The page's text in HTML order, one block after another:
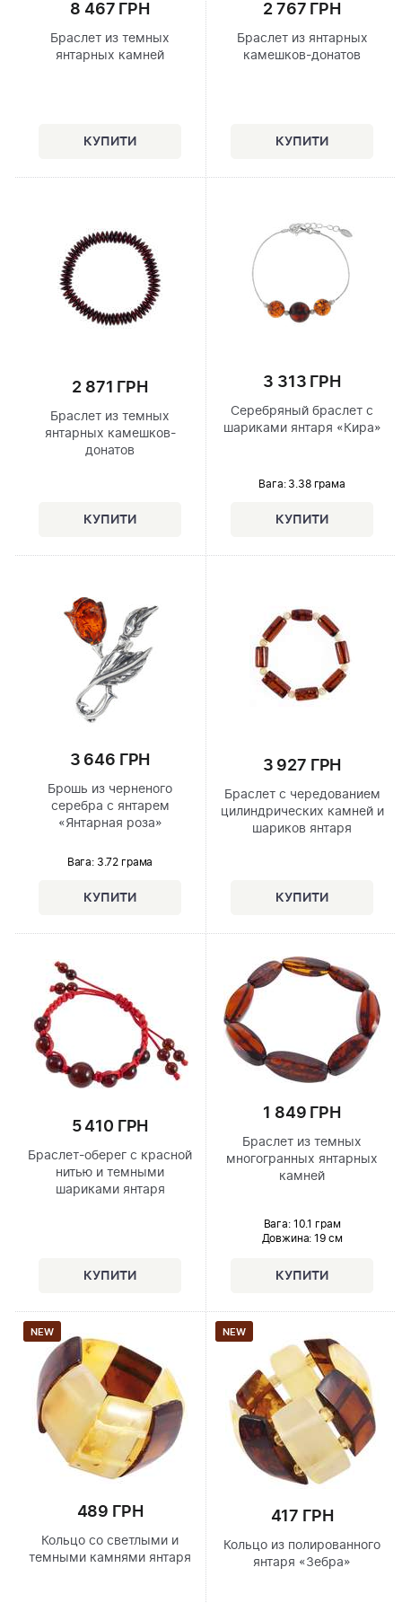
8 467 ГРН
Браслет из темных
янтарных камней
2 767 ГРН
Браслет из янтарных
камешков-донатов
2 871 ГРН
Браслет из темных
янтарных камешков-
донатов
3 313 ГРН
Серебряный браслет с
шариками янтаря «Кира»
Вага: 3.38 грама
3 646 ГРН
Брошь из черненого
серебра с янтарем
«Янтарная роза»
Вага: 3.72 грама
3 927 ГРН
Браслет с чередованием
цилиндрических камней и
шариков янтаря
5 410 ГРН
Браслет-оберег с красной
нитью и темными
шариками янтаря
1 849 ГРН
Браслет из темных
многогранных янтарных
камней
Вага: 10.1 грам
Довжина: 19 см
NEW
489 ГРН
Кольцо со светлыми и
темными камнями янтаря
NEW
417 ГРН
Кольцо из полированного
янтаря «Зебра»